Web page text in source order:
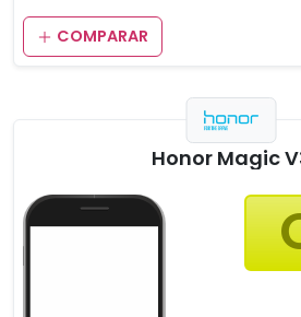
COMPARAR
Honor Magic